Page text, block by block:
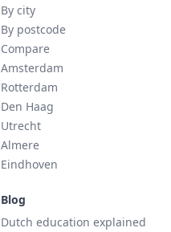
By city
By postcode
Compare
Amsterdam
Rotterdam
Den Haag
Utrecht
Almere
Eindhoven
Blog
Dutch education explained